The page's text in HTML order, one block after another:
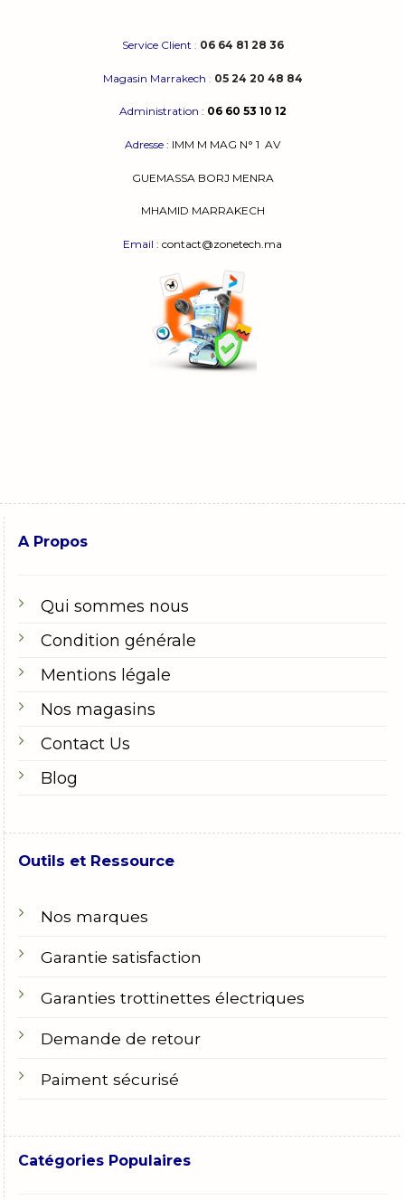
Service Client : 06 64 81 28 36
Magasin Marrakech : 05 24 20 48 84
Administration : 06 60 53 10 12
Adresse : IMM M MAG N° 1 AV
GUEMASSA BORJ MENRA
MHAMID MARRAKECH
Email : contact@zonetech.ma
A Propos
Qui sommes nous
Condition générale
Mentions légale
Nos magasins
Contact Us
Blog
Outils et Ressource
Nos marques
Garantie satisfaction
Garanties trottinettes électriques
Demande de retour
Paiment sécurisé
Catégories Populaires